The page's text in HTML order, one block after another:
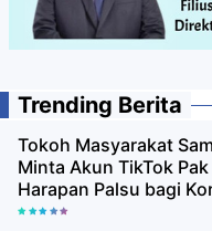
Trending Berita
Tokoh Masyarakat
Minta Akun TikTok Pak
Harapan Palsu bagi
Utara